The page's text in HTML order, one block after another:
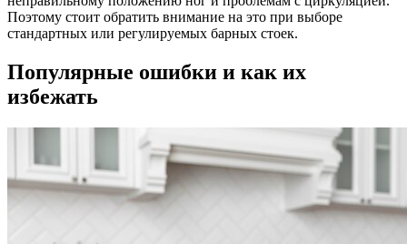
Поэтому стоит обратить внимание на это при выборе
стандартных или регулируемых барных стоек.
Популярные ошибки и как их
избежать